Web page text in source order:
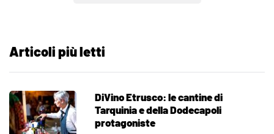
Articoli più letti
DiVino Etrusco: le cantine di
Tarquinia e della Dodecapoli
protagoniste